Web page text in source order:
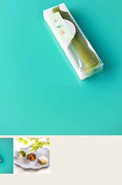
千歳
のあるこし餡を飴炊きのコシの
求肥で包み上げ、紅白の和三盆
贅沢にまぶした森八の代表名
が
もち皮どら焼き 宝達
とりとしたもち皮に良質な国内
豆のつぶあんを包み込んだ人気
ご自宅用・少量セット